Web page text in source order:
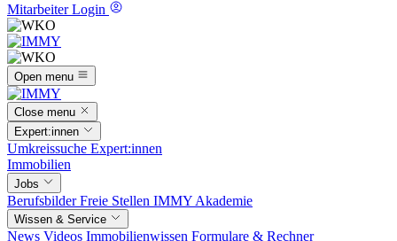
Mitarbeiter Login
Open menu
Close menu
Expert:innen
Umkreissuche Expert:innen
Immobilien
Jobs
BerufsbilderFreie Stellen IMMY Akademie
Wissen & Service
News Videos Immobilienwissen Formulare & Rechner